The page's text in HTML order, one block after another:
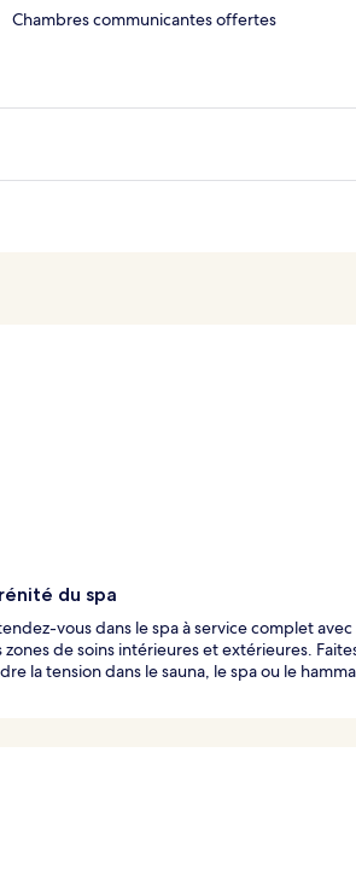
Chambres communicantes offertes
du spa
vous dans le spa à service complet avec
zones de soins intérieures et extérieures.
la tension dans le sauna, le spa ou le